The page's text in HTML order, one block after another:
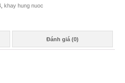
khay hung nuoc
Đánh giá (0)